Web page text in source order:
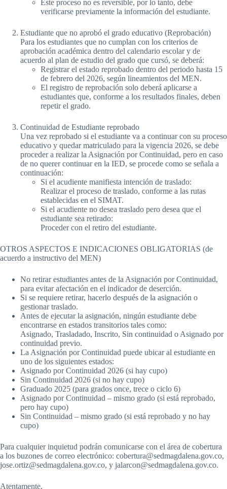
Este proceso no es reversible, por lo tanto, debe
verificarse previamente la información del estudiante.
Estudiante que no aprobó el grado educativo (Reprobación)
Para los estudiantes que no cumplan con los criterios de
aprobación académica dentro del calendario escolar y de
acuerdo al plan de estudio del grado que cursó, se deberá:
Registrar el estado reprobado dentro del periodo hasta 15
de febrero del 2026, según lineamientos del MEN.
El registro de reprobación solo deberá aplicarse a
estudiantes que, conforme a los resultados finales, deben
repetir el grado.
Continuidad de Estudiante reprobado
Una vez reprobado si el estudiante va a continuar con su proceso
educativo y quedar matriculado para la vigencia 2026, se debe
proceder a realizar la Asignación por Continuidad, pero en caso
de no querer continuar en la IED, se procede como se señala a
continuación:
Si el acudiente manifiesta intención de traslado:
Realizar el proceso de traslado, conforme a las rutas
establecidas en el SIMAT.
Si el acudiente no desea traslado pero desea que el
estudiante sea retirado:
Proceder con el retiro del estudiante.
OTROS ASPECTOS E INDICACIONES OBLIGATORIAS (de
acuerdo a instructivo del MEN)
No retirar estudiantes antes de la Asignación por Continuidad,
para evitar afectación en el indicador de deserción.
Si se requiere retirar, hacerlo después de la asignación o
gestionar traslado.
Antes de ejecutar la asignación, ningún estudiante debe
encontrarse en estados transitorios tales como:
Asignado, Trasladado, Inscrito, Sin continuidad o Asignado por
continuidad previo.
La Asignación por Continuidad puede ubicar al estudiante en
uno de los siguientes estados:
Asignado por Continuidad 2026 (si hay cupo)
Sin Continuidad 2026 (si no hay cupo)
Graduado 2025 (para grados once, trece o ciclo 6)
Asignado por Continuidad – mismo grado (si está reprobado,
pero hay cupo)
Sin Continuidad – mismo grado (si está reprobado y no hay
cupo)
Para cualquier inquietud podrán comunicarse con el área de cobertura
a los buzones de correo electrónico: cobertura@sedmagdalena.gov.co,
jose.ortiz@sedmagdalena.gov.co, y jalarcon@sedmagdalena.gov.co.
Atentamente,